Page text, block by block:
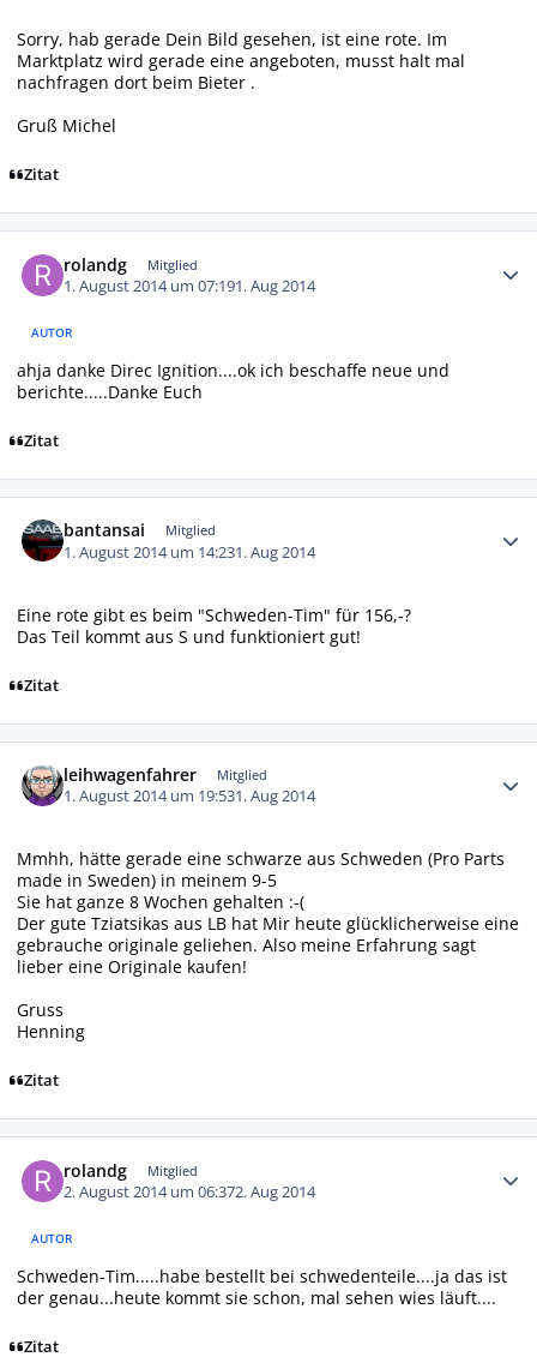
Sorry, hab gerade Dein Bild gesehen, ist eine rote. Im
Marktplatz wird gerade eine angeboten, musst halt mal
nachfragen dort beim Bieter .
Gruß Michel
Zitat
rolandg Mitglied
1. August 2014 um 07:191. Aug 2014
AUTOR
ahja danke Direc Ignition....ok ich beschaffe neue und
berichte.....Danke Euch
Zitat
bantansai Mitglied
1. August 2014 um 14:231. Aug 2014
Eine rote gibt es beim "Schweden-Tim" für 156,-?
Das Teil kommt aus S und funktioniert gut!
Zitat
leihwagenfahrer Mitglied
1. August 2014 um 19:531. Aug 2014
Mmhh, hätte gerade eine schwarze aus Schweden (Pro Parts
made in Sweden) in meinem 9-5
Sie hat ganze 8 Wochen gehalten :-(
Der gute Tziatsikas aus LB hat Mir heute glücklicherweise eine
gebrauche originale geliehen. Also meine Erfahrung sagt
lieber eine Originale kaufen!
Gruss
Henning
Zitat
rolandg Mitglied
2. August 2014 um 06:372. Aug 2014
AUTOR
Schweden-Tim.....habe bestellt bei schwedenteile....ja das ist
der genau...heute kommt sie schon, mal sehen wies läuft....
Zitat